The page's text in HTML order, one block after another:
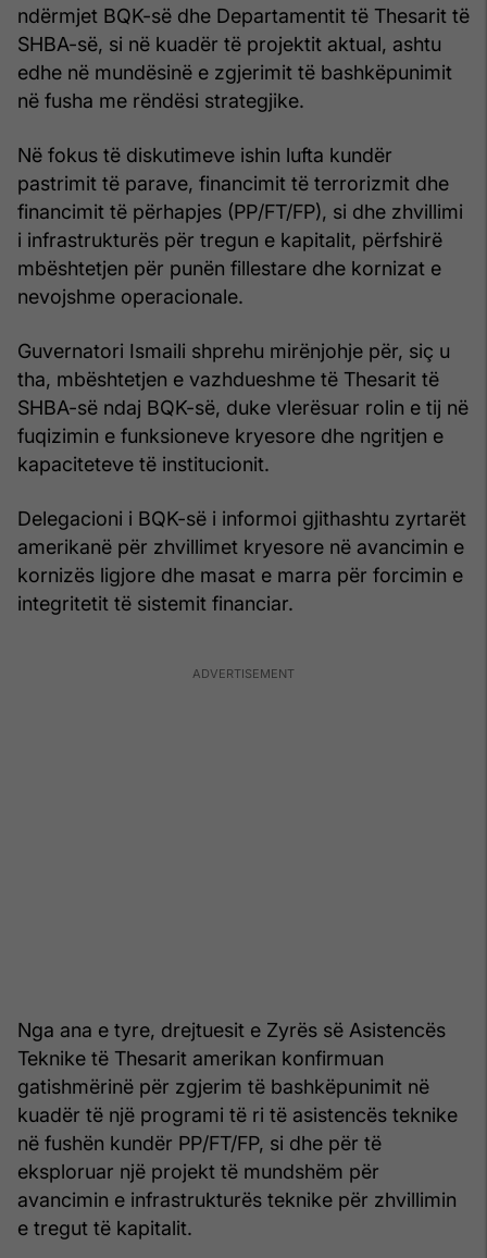
ndërmjet BQK-së dhe Departamentit të Thesarit të
SHBA-së, si në kuadër të projektit aktual, ashtu
edhe në mundësinë e zgjerimit të bashkëpunimit
në fusha me rëndësi strategjike.
Në fokus të diskutimeve ishin lufta kundër
pastrimit të parave, financimit të terrorizmit dhe
financimit të përhapjes (PP/FT/FP), si dhe zhvillimi
i infrastrukturës për tregun e kapitalit, përfshirë
mbështetjen për punën fillestare dhe kornizat e
nevojshme operacionale.
Guvernatori Ismaili shprehu mirënjohje për, siç u
tha, mbështetjen e vazhdueshme të Thesarit të
SHBA-së ndaj BQK-së, duke vlerësuar rolin e tij në
fuqizimin e funksioneve kryesore dhe ngritjen e
kapaciteteve të institucionit.
Delegacioni i BQK-së i informoi gjithashtu zyrtarët
amerikanë për zhvillimet kryesore në avancimin e
kornizës ligjore dhe masat e marra për forcimin e
integritetit të sistemit financiar.
Nga ana e tyre, drejtuesit e Zyrës së Asistencës
Teknike të Thesarit amerikan konfirmuan
gatishmërinë për zgjerim të bashkëpunimit në
kuadër të një programi të ri të asistencës teknike
në fushën kundër PP/FT/FP, si dhe për të
eksploruar një projekt të mundshëm për
avancimin e infrastrukturës teknike për zhvillimin
e tregut të kapitalit.